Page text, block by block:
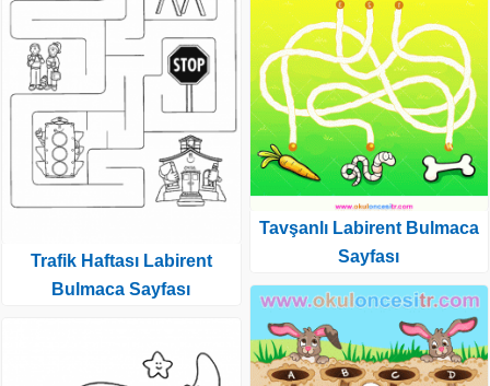
Trafik Haftası Labirent
Bulmaca Sayfası
Tavşanlı Labirent Bulmaca
Sayfası